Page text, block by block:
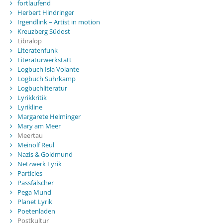
fortlaufend
Herbert Hindringer
Irgendlink – Artist in motion
Kreuzberg Südost
Libralop
Literatenfunk
Literaturwerkstatt
Logbuch Isla Volante
Logbuch Suhrkamp
Logbuchliteratur
Lyrikkritik
Lyrikline
Margarete Helminger
Mary am Meer
Meertau
Meinolf Reul
Nazis & Goldmund
Netzwerk Lyrik
Particles
Passfälscher
Pega Mund
Planet Lyrik
Poetenladen
Postkultur